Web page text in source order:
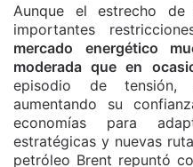
Aunque el estrecho
importantes
mercado energético
moderada que en
episodio de
aumentando su
economías para
estratégicas y nuevas
petróleo Brent repuntó